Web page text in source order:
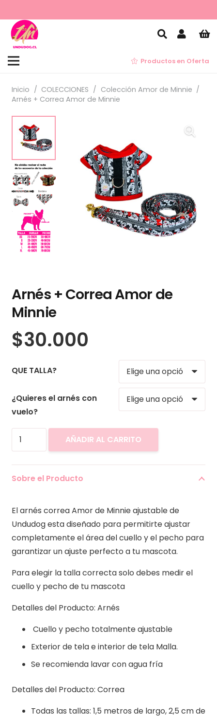
Productos en Oferta
Inicio / COLECCIONES / Colección Amor de Minnie /
Arnés + Correa Amor de Minnie
Arnés + Correa Amor de
Minnie
$30.000
QUE TALLA?
¿Quieres el arnés con
vuelo?
Arnés
+
Amor
cantidad
AÑADIR AL CARRITO
Sobre el Producto
El arnés correa Amor de Minnie ajustable de
Undudog esta diseñado para permitirte ajustar
completamente el área del cuello y el pecho para
garantizar un ajuste perfecto a tu mascota.
Para elegir la talla correcta solo debes medir el
cuello y pecho de tu mascota
Detalles del Producto: Arnés
Cuello y pecho totalmente ajustable
Exterior de tela e interior de tela Malla.
Se recomienda lavar con agua fría
Detalles del Producto: Correa
Todas las tallas: 1,5 metros de largo, 2,5 cm de